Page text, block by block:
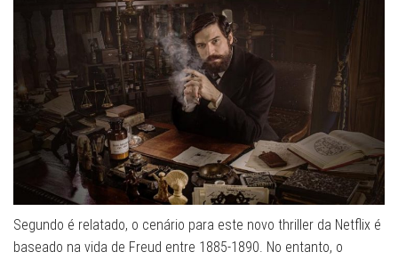
Segundo é relatado, o cenário para este novo thriller da Netflix é
baseado na vida de Freud entre 1885-1890. No entanto, o